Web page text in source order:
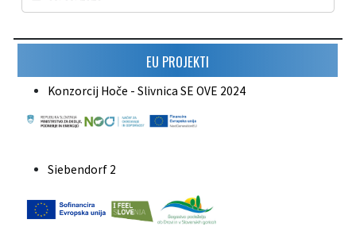
EU PROJEKTI
Konzorcij Hoče - Slivnica SE OVE 2024
Siebendorf 2